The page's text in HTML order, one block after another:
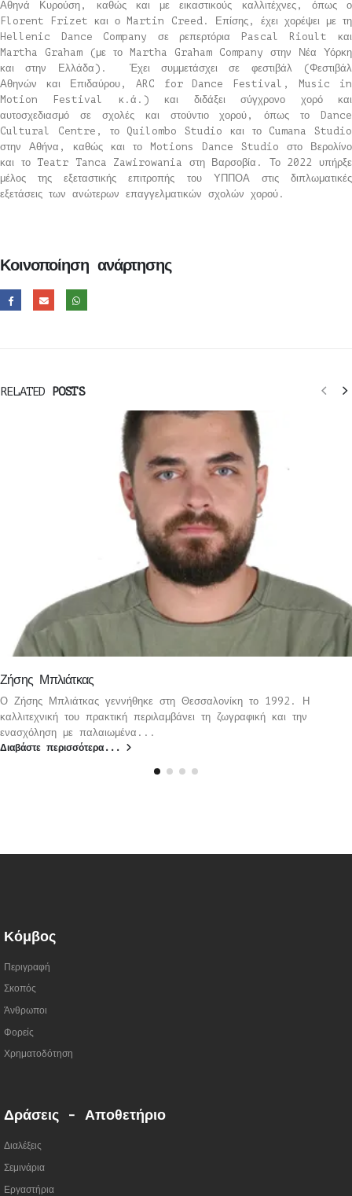
Αθηνά Κυρούση, καθώς και με εικαστικούς καλλιτέχνες, όπως ο
Florent Frizet και ο Martin Creed. Επίσης, έχει χορέψει με τη
Hellenic Dance Company σε ρεπερτόρια Pascal Rioult και
Martha Graham (με το Martha Graham Company στην Νέα Υόρκη
και στην Ελλάδα). Έχει συμμετάσχει σε φεστιβάλ (Φεστιβάλ
Αθηνών και Επιδαύρου, ARC for Dance Festival, Music in
Motion Festival κ.ά.) και διδάξει σύγχρονο χορό και
αυτοσχεδιασμό σε σχολές και στούντιο χορού, όπως το Dance
Cultural Centre, το Quilombo Studio και το Cumana Studio
στην Αθήνα, καθώς και το Motions Dance Studio στο Βερολίνο
και το Teatr Tanca Zawirowania στη Βαρσοβία. Το 2022 υπήρξε
μέλος της εξεταστικής επιτροπής του ΥΠΠΟΑ στις διπλωματικές
εξετάσεις των ανώτερων επαγγελματικών σχολών χορού.
Κοινοποίηση ανάρτησης
RELATED POSTS
Ζήσης Μπλιάτκας
Ο Ζήσης Μπλιάτκας γεννήθηκε στη Θεσσαλονίκη το 1992. Η
καλλιτεχνική του πρακτική περιλαμβάνει τη ζωγραφική και την
ενασχόληση με παλαιωμένα...
Διαβάστε περισσότερα...
Κόμβος
Περιγραφή
Σκοπός
Άνθρωποι
Φορείς
Χρηματοδότηση
Δράσεις - Αποθετήριο
Διαλέξεις
Σεμινάρια
Εργαστήρια